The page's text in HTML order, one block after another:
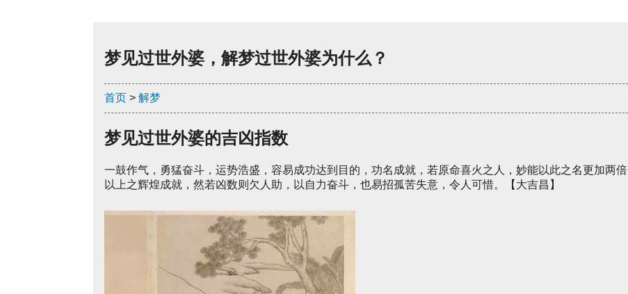
梦见过世外婆，解梦过世外婆为什么？
首页 > 解梦
梦见过世外婆的吉凶指数
一鼓作气，勇猛奋斗，运势浩盛，容易成功达到目的，功名成就，若原命喜火之人，妙能以此之名更加两倍
以上之辉煌成就，然若凶数则欠人助，以自力奋斗，也易招孤苦失意，令人可惜。【大吉昌】